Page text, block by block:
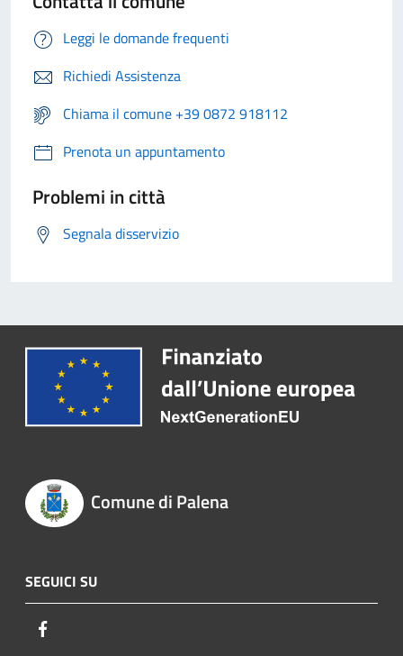
Leggi le domande frequenti
Richiedi Assistenza
Chiama il comune +39 0872 918112
Prenota un appuntamento
Problemi in città
Segnala disservizio
Comune di Palena
SEGUICI SU